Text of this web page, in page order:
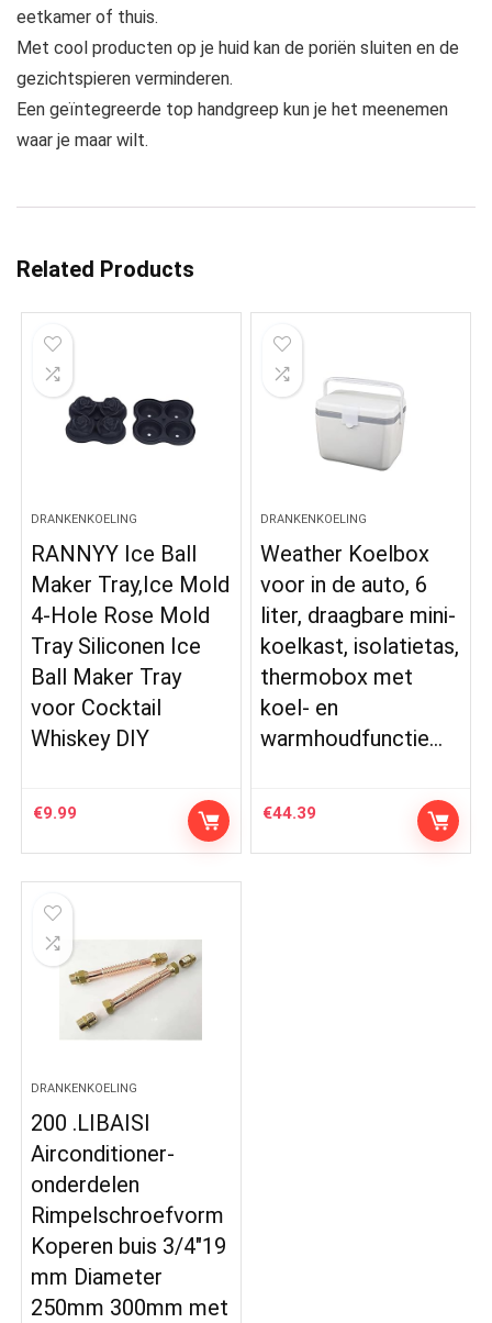
eetkamer of thuis.
Met cool producten op je huid kan de poriën sluiten en de
gezichtspieren verminderen.
Een geïntegreerde top handgreep kun je het meenemen
waar je maar wilt.
Related Products
DRANKENKOELING
RANNYY Ice Ball
Maker Tray,Ice Mold
4-Hole Rose Mold
Tray Siliconen Ice
Ball Maker Tray
voor Cocktail
Whiskey DIY
€9.99
DRANKENKOELING
Weather Koelbox
voor in de auto, 6
liter, draagbare mini-
koelkast, isolatietas,
thermobox met
koel- en
warmhoudfunctie…
€44.39
DRANKENKOELING
200 .LIBAISI
Airconditioner-
onderdelen
Rimpelschroefvorm
Koperen buis 3/4″19
mm Diameter
250mm 300mm met